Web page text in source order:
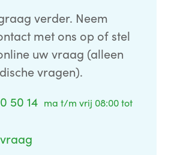
verder. Neem
met ons op of stel
uw vraag (alleen
vragen).
50 14 ma t/m vrij 08:00 tot